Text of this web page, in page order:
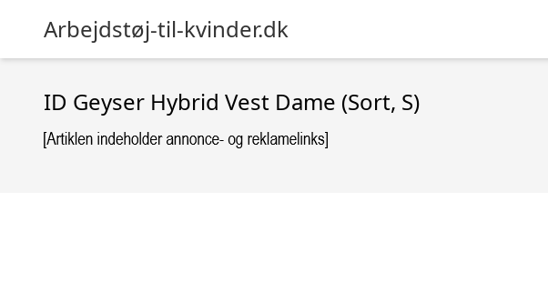
Arbejdstøj-til-kvinder.dk
ID Geyser Hybrid Vest Dame (Sort, S)